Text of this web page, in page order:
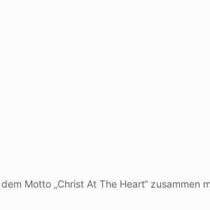
Motto „Christ At The Heart“ zusammen